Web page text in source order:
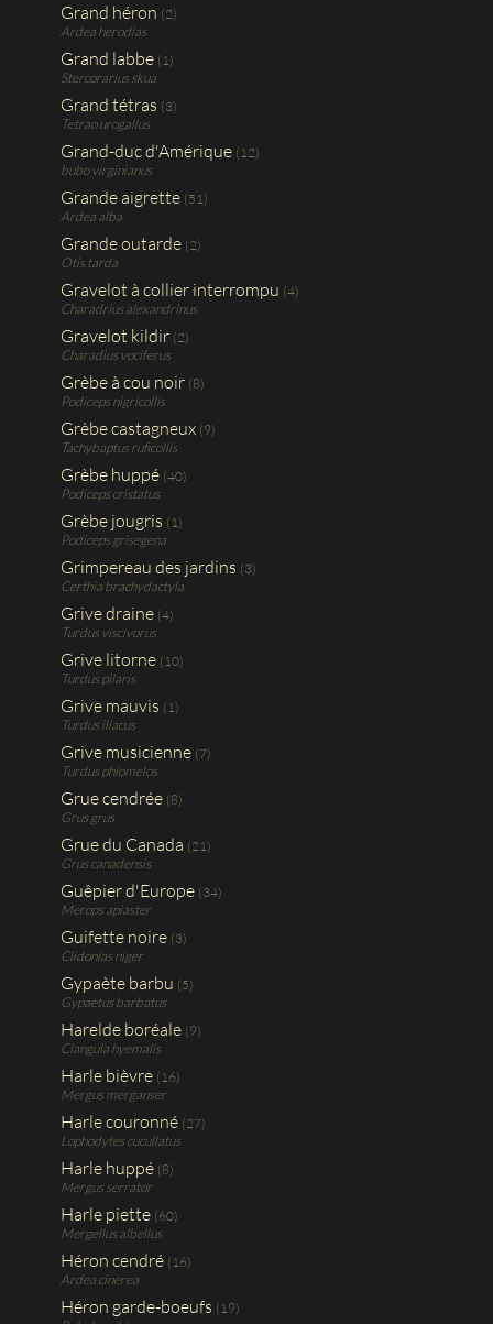
Grand héron (2)
Ardea herodias
Grand labbe (1)
Stercorarius skua
Grand tétras (3)
Tetrao urogallus
Grand-duc d'Amérique (12)
bubo virginianus
Grande aigrette (51)
Ardea alba
Grande outarde (2)
Otis tarda
Gravelot à collier interrompu (4)
Charadrius alexandrinus
Gravelot kildir (2)
Charadius vociferus
Grèbe à cou noir (8)
Podiceps nigricollis
Grèbe castagneux (9)
Tachybaptus ruficollis
Grèbe huppé (40)
Podiceps cristatus
Grèbe jougris (1)
Podiceps grisegena
Grimpereau des jardins (3)
Certhia brachydactyla
Grive draine (4)
Turdus viscivorus
Grive litorne (10)
Turdus pilaris
Grive mauvis (1)
Turdus iliacus
Grive musicienne (7)
Turdus phiomelos
Grue cendrée (8)
Grus grus
Grue du Canada (21)
Grus canadensis
Guêpier d'Europe (34)
Merops apiaster
Guifette noire (3)
Clidonias niger
Gypaète barbu (5)
Gypaetus barbatus
Harelde boréale (9)
Clangula hyemalis
Harle bièvre (16)
Mergus merganser
Harle couronné (27)
Lophodytes cucullatus
Harle huppé (8)
Mergus serrator
Harle piette (60)
Mergellus albellus
Héron cendré (16)
Ardea cinerea
Héron garde-boeufs (19)